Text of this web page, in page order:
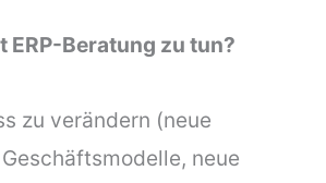
ERP-Beratung zu tun?
zu verändern (neue
neue